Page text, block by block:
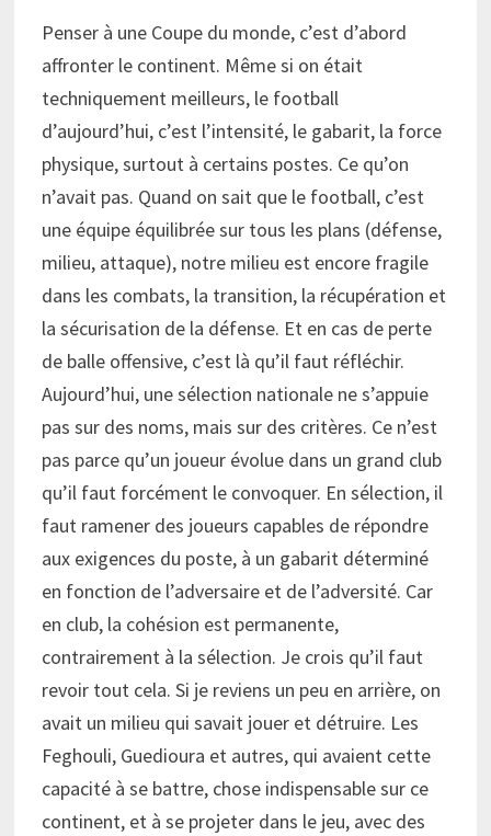
Penser à une Coupe du monde, c’est d’abord
affronter le continent. Même si on était
techniquement meilleurs, le football
d’aujourd’hui, c’est l’intensité, le gabarit, la force
physique, surtout à certains postes. Ce qu’on
n’avait pas. Quand on sait que le football, c’est
une équipe équilibrée sur tous les plans (défense,
milieu, attaque), notre milieu est encore fragile
dans les combats, la transition, la récupération et
la sécurisation de la défense. Et en cas de perte
de balle offensive, c’est là qu’il faut réfléchir.
Aujourd’hui, une sélection nationale ne s’appuie
pas sur des noms, mais sur des critères. Ce n’est
pas parce qu’un joueur évolue dans un grand club
qu’il faut forcément le convoquer. En sélection, il
faut ramener des joueurs capables de répondre
aux exigences du poste, à un gabarit déterminé
en fonction de l’adversaire et de l’adversité. Car
en club, la cohésion est permanente,
contrairement à la sélection. Je crois qu’il faut
revoir tout cela. Si je reviens un peu en arrière, on
avait un milieu qui savait jouer et détruire. Les
Feghouli, Guedioura et autres, qui avaient cette
capacité à se battre, chose indispensable sur ce
continent, et à se projeter dans le jeu, avec des